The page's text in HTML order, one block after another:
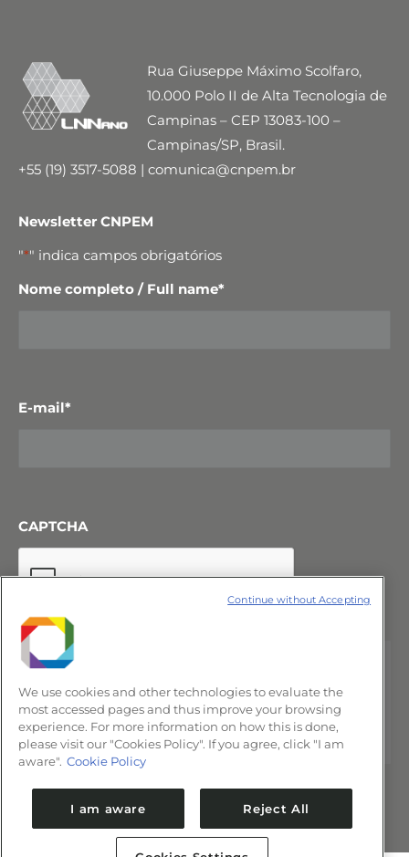
Rua Giuseppe Máximo Scolfaro,
10.000 Polo II de Alta Tecnologia de
Campinas – CEP 13083-100 –
Campinas/SP, Brasil.
+55 (19) 3517-5088 | comunica@cnpem.br
Newsletter CNPEM
"*" indica campos obrigatórios
Nome completo / Full name*
E-mail*
CAPTCHA
We use cookies and other technologies to evaluate the
most accessed pages and thus improve your browsing
experience. For more information on how this is done,
please visit our "Cookies Policy". If you agree, click "I am
aware". Cookie Policy
I am aware Reject All
Continue without Accepting